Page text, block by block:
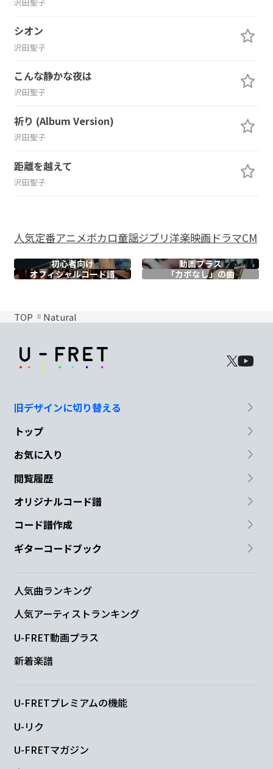
シオン
沢田聖子
こんな静かな夜は
沢田聖子
祈り (Album Version)
沢田聖子
距離を越えて
沢田聖子
人気定番アニメボカロ童謡ジブリ洋楽映画ドラマCM
初心者向け
動画プラス
オフィシャルコード譜 「カポなし」の曲
TOP Natural
旧デザインに切り替える
トップ
お気に入り
閲覧履歴
オリジナルコード譜
コード譜作成
ギターコードブック
人気曲ランキング
人気アーティストランキング
U-FRET動画プラス
新着楽譜
U-FRETプレミアムの機能
U-リク
U-FRETマガジン